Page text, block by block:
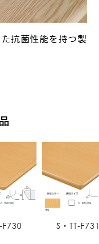
抗菌性能を持つ製
F730 S・TT-